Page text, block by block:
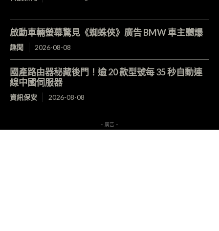
啟動車輛螢幕驚見《蜘蛛俠》廣告 BMW 車主嬲爆
趣聞 2026-08-08
國產路由器秘藏後門！逾 20 款型號每 35 秒自動連
線中國伺服器
資訊保安 2026-08-08
- 廣告 -